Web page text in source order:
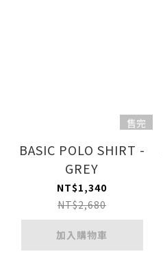
售完
BASIC POLO SHIRT -
GREY
NT$1,340
NT$2,680
加入購物車